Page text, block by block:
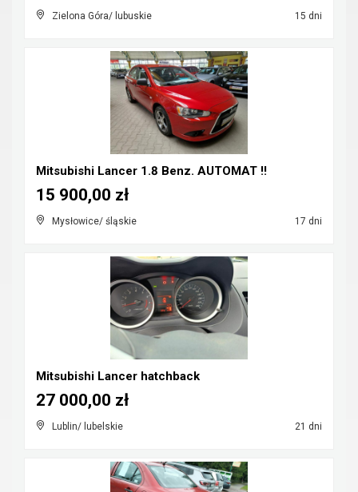
Zielona Góra/ lubuskie 15 dni
Mitsubishi Lancer 1.8 Benz. AUTOMAT !!
Mysłowice/ śląskie 17 dni
15 900,00 zł
Mitsubishi Lancer hatchback
Lublin/ lubelskie 21 dni
27 000,00 zł